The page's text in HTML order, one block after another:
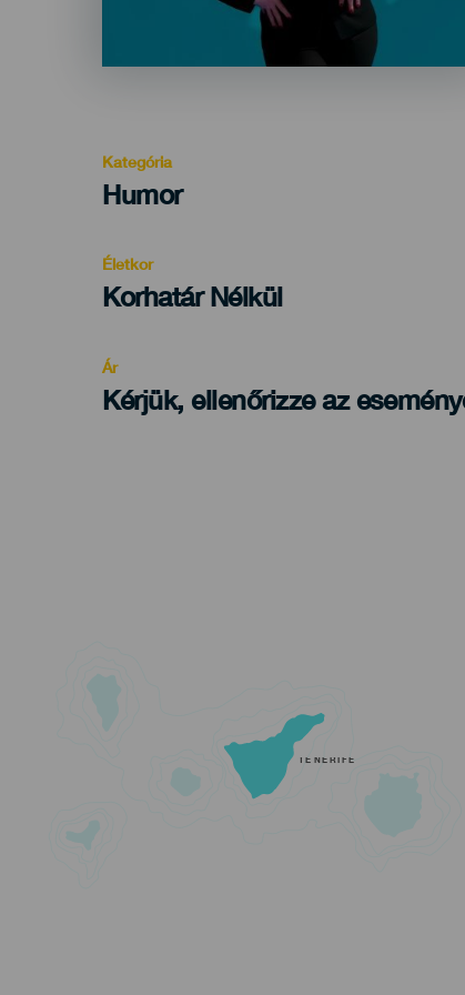
Kategória
Categoría
evento
Humor
Életkor
Edad
Korhatár Nélkül
Ár
Kérjük, ellenőrizze az
TENERIFE